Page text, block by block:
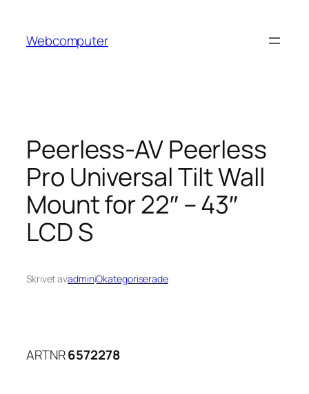
innehåll
Webcomputer
Peerless-AV Peerless
Pro Universal Tilt Wall
Mount for 22″ – 43″
LCD S
Skrivet avadminiOkategoriserade
ARTNR6572278